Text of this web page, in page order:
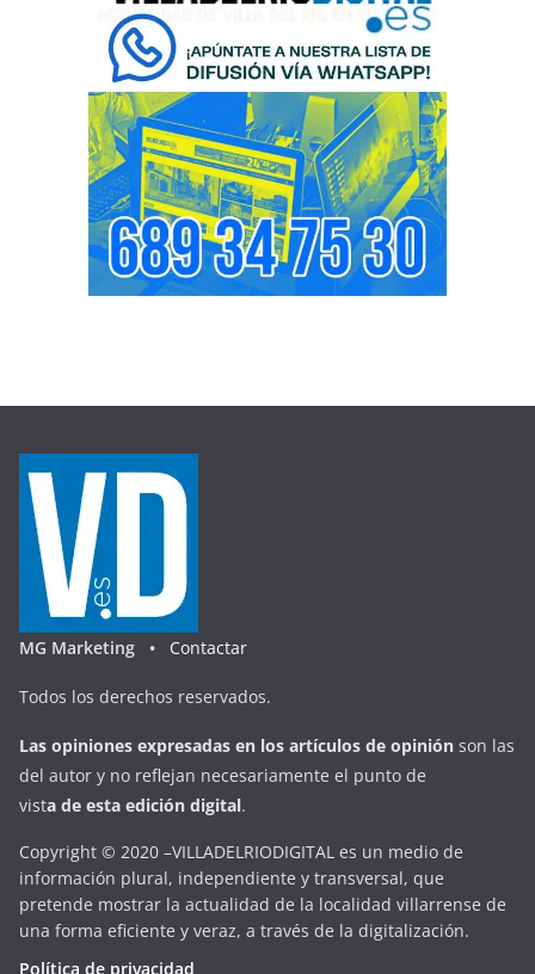
MG Marketing • Contactar
Todos los derechos reservados.
Las opiniones expresadas en los artículos de opinión son las
del autor y no reflejan necesariamente el punto de
vista de esta edición digital.
Copyright © 2020 –VILLADELRIODIGITAL es un medio de
información plural, independiente y transversal, que
pretende mostrar la actualidad de la localidad villarrense de
una forma eficiente y veraz, a través de la digitalización.
Política de privacidad